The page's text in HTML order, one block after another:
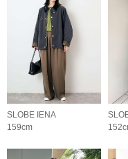
SLOBE IENA
159cm